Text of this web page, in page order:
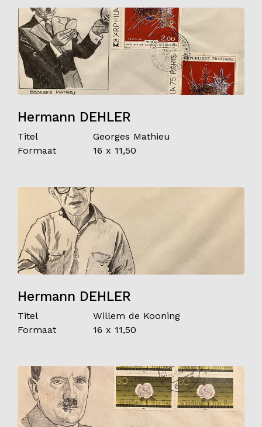
Hermann DEHLER
Titel
Georges Mathieu
Formaat
16 x 11,50
Hermann DEHLER
Titel
Willem de Kooning
Formaat
16 x 11,50